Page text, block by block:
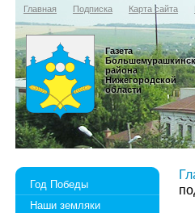
Главная Подписка Карта сайта
Газета
района
Нижегородской
области
Год Победы
Наши земляки